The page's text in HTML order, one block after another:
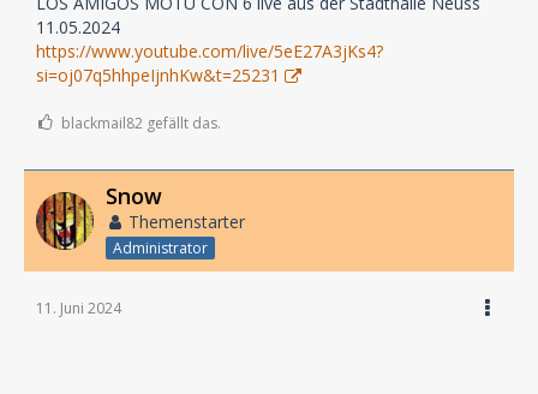
11.05.2024
https://www.youtube.com/live/5eE27A3jKs4?
si=oj07q5hhpeIjnhKw&t=25231
blackmail82 gefällt das.
Snow
Themenstarter
Administrator
11. Juni 2024